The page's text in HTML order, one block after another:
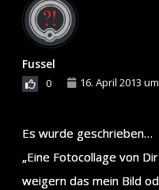
Fussel
0 16. April 2013
Es wurde geschrieben…
„Eine Fotocollage von
weigern das mein Bild